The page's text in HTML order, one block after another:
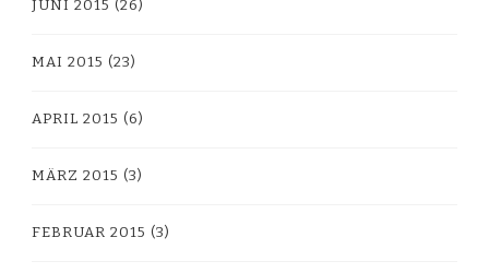
JUNI 2015 (26)
MAI 2015 (23)
APRIL 2015 (6)
MÄRZ 2015 (3)
FEBRUAR 2015 (3)